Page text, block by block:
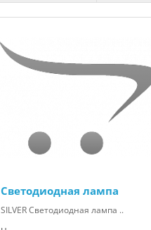
Светодиодная лампа
SILVER Светодиодная лампа ..